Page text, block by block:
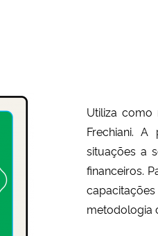
Utiliza
Frechiani.
situações a
financeiros.
metodologia